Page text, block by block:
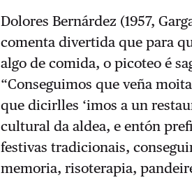
Dolores Bernárdez (1957,
comenta divertida que para
algo de comida, o picoteo é
“Conseguimos que veña
que dicirlles ‘imos a un
cultural da aldea, e entón
festivas tradicionais,
memoria, risoterapia,